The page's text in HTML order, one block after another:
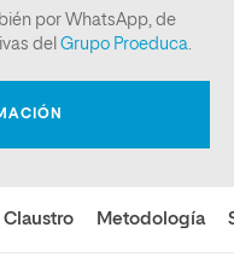
Claustro Metodología